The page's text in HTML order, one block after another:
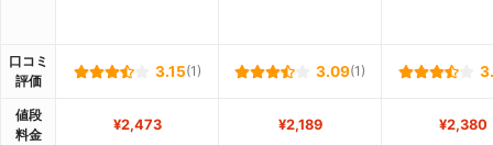
口コミ
評価
3.15(1) 3.09(1)
値段
料金
¥2,473 ¥2,189 ¥2,380